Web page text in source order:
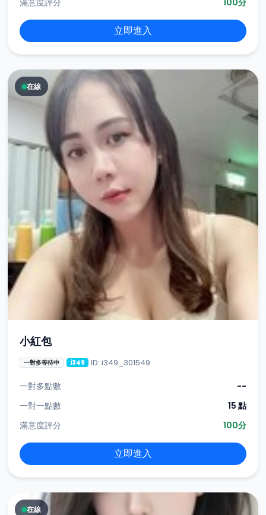
滿意度評分 100分
立即進入
在線
小紅包
一對多等待中 i349 ID: i349_301549
一對多點數
--
一對一點數
15 點
滿意度評分
100分
立即進入
在線